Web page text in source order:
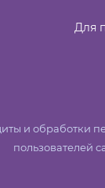
Для
и обработки
пользователей